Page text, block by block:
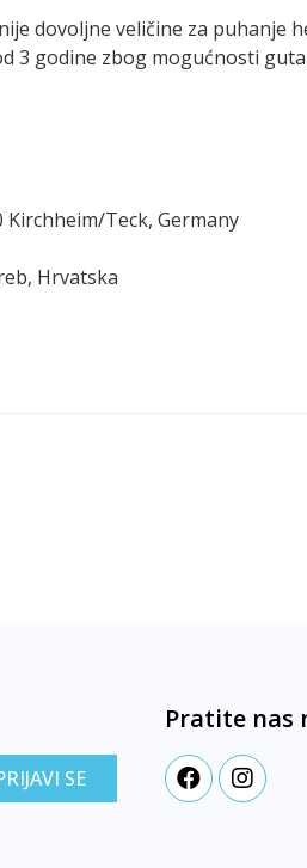
dovoljne veličine za puhanje
3 godine zbog mogućnosti
Kirchheim/Teck, Germany
Hrvatska
SE
Pratite nas